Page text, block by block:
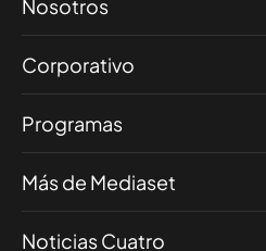
Nosotros
Corporativo
Programas
Más de Mediaset
Noticias Cuatro